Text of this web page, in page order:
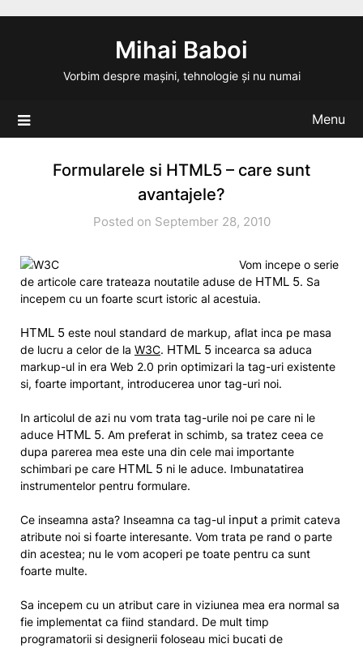
Mihai Baboi
Vorbim despre mașini, tehnologie și nu numai
Menu
Formularele si HTML5 – care sunt
avantajele?
Posted on September 28, 2010
Vom incepe o serie
de articole care trateaza noutatile aduse de HTML 5. Sa
incepem cu un foarte scurt istoric al acestuia.
HTML 5 este noul standard de markup, aflat inca pe masa
de lucru a celor de la W3C. HTML 5 incearca sa aduca
markup-ul in era Web 2.0 prin optimizari la tag-uri existente
si, foarte important, introducerea unor tag-uri noi.
In articolul de azi nu vom trata tag-urile noi pe care ni le
aduce HTML 5. Am preferat in schimb, sa tratez ceea ce
dupa parerea mea este una din cele mai importante
schimbari pe care HTML 5 ni le aduce. Imbunatatirea
instrumentelor pentru formulare.
Ce inseamna asta? Inseamna ca tag-ul input a primit cateva
atribute noi si foarte interesante. Vom trata pe rand o parte
din acestea; nu le vom acoperi pe toate pentru ca sunt
foarte multe.
Sa incepem cu un atribut care in viziunea mea era normal sa
fie implementat ca fiind standard. De mult timp
programatorii si designerii foloseau mici bucati de